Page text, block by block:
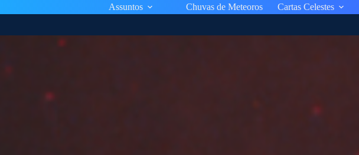
Assuntos Chuvas de Meteoros Cartas Celestes